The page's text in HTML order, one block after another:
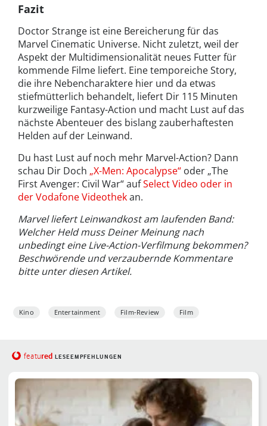
Fazit
Doctor Strange ist eine Bereicherung für das
Marvel Cinematic Universe. Nicht zuletzt, weil der
Aspekt der Multidimensionalität neues Futter für
kommende Filme liefert. Eine temporeiche Story,
die ihre Nebencharaktere hier und da etwas
stiefmütterlich behandelt, liefert Dir 115 Minuten
kurzweilige Fantasy-Action und macht Lust auf das
nächste Abenteuer des bislang zauberhaftesten
Helden auf der Leinwand.
Du hast Lust auf noch mehr Marvel-Action? Dann
schau Dir Doch „X-Men: Apocalypse“ oder „The
First Avenger: Civil War“ aufSelect Video oder in
der Vodafone Videothekan.
Marvel liefert Leinwandkost am laufenden Band:
Welcher Held muss Deiner Meinung nach
unbedingt eine Live-Action-Verfilmung bekommen?
Beschwörende und verzaubernde Kommentare
bitte unter diesen Artikel.
Kino Entertainment Film-Review Film
featured LESEEMPFEHLUNGEN